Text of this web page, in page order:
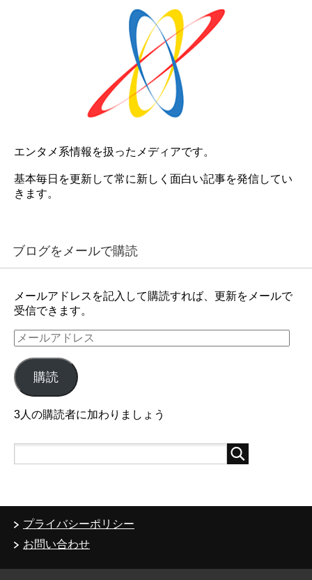
エンタメ系情報を扱ったメディアです。
基本毎日を更新して常に新しく面白い記事を発信してい
きます。
ブログをメールで購読
メールアドレスを記入して購読すれば、更新をメールで
受信できます。
メ
ー
ル
ア
ド
レ
ス
購読
3人の購読者に加わりましょう
プライバシーポリシー
お問い合わせ